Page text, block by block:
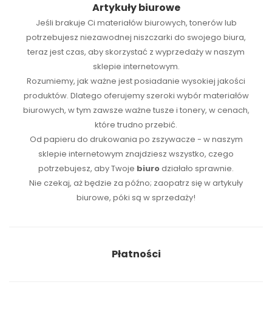
Artykuły biurowe
Jeśli brakuje Ci materiałów biurowych, tonerówlub
potrzebujesz niezawodnej niszczarki do swojego biura,
teraz jest czas, aby skorzystać z wyprzedaży w naszym
sklepie internetowym.
Rozumiemy, jak ważne jest posiadanie wysokiej jakości
produktów. Dlatego oferujemy szeroki wybór materiałów
biurowych, w tym zawsze ważne tusze i tonery, w cenach,
które trudno przebić.
Od papieru do drukowania po zszywacze - w naszym
sklepie internetowym znajdziesz wszystko, czego
potrzebujesz, aby Twoje biurodziałało sprawnie.
Nie czekaj, aż będzie za późno; zaopatrz się w artykuły
biurowe, póki są w sprzedaży!
Płatności